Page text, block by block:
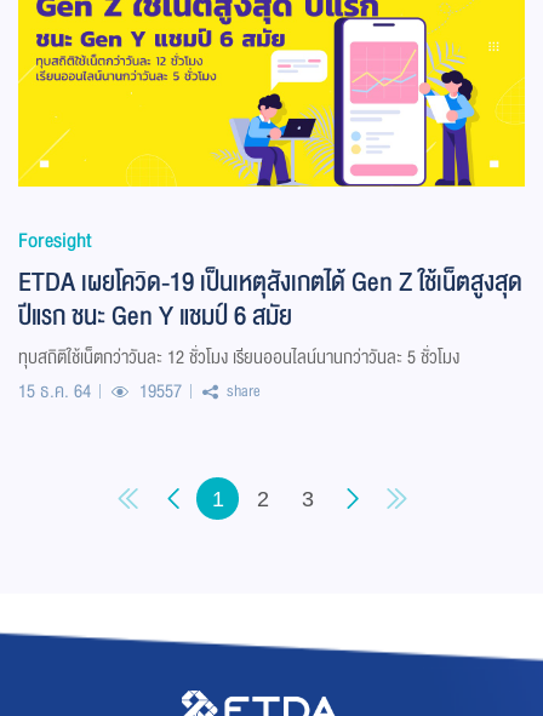
Foresight
ETDA เผยโควิด-19 เป็นเหตุสังเกตได้ Gen Z ใช้เน็ตสูงสุด
ปีแรก ชนะ Gen Y แชมป์ 6 สมัย
ทุบสถิติใช้เน็ตกว่าวันละ 12 ชั่วโมง เรียนออนไลน์นานกว่าวันละ 5 ชั่วโมง
15 ธ.ค. 64
19557 share
1 2 3